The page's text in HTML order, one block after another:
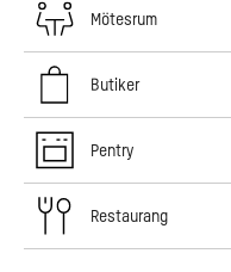
Mötesrum
Butiker
Pentry
Restaurang